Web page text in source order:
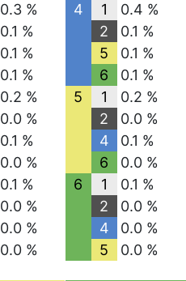
0.3 %
0.1 %
0.1 %
0.1 %
0.2 %
0.0 %
0.1 %
0.0 %
0.1 %
0.0 %
0.0 %
0.0 %
4
1
0.4 %
2
0.1 %
5
0.1 %
6
0.1 %
5
1
0.2 %
2
0.0 %
4
0.1 %
6
0.0 %
6
1
0.1 %
2
0.0 %
4
0.0 %
5
0.0 %